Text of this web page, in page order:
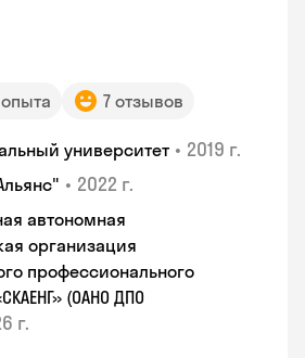
7 отзывов
университет • 2019 г.
• 2022 г.
автономная
организация
профессионального
(ОАНО ДПО
г.